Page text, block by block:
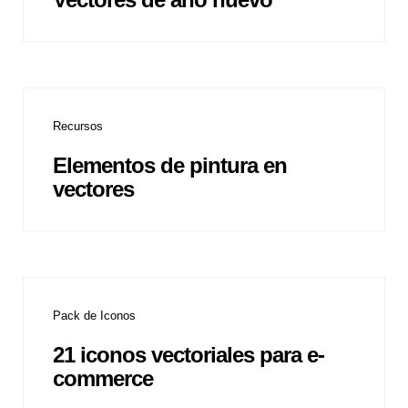
Recursos
Elementos de pintura en
vectores
Pack de Iconos
21 iconos vectoriales para e-
commerce